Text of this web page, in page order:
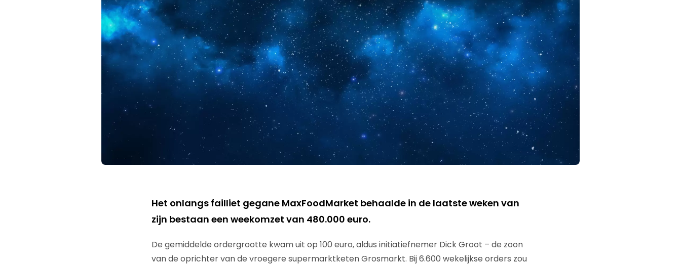
Het onlangs failliet gegane MaxFoodMarket behaalde in de laatste weken van
zijn bestaan een weekomzet van 480.000 euro.
De gemiddelde ordergrootte kwam uit op 100 euro, aldus initiatiefnemer Dick Groot – de zoon
van de oprichter van de vroegere supermarktketen Grosmarkt. Bij 6.600 wekelijkse orders zou